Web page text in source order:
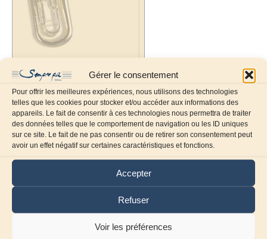
Gérer le consentement
Pour offrir les meilleures expériences, nous utilisons des technologies
telles que les cookies pour stocker et/ou accéder aux informations des
appareils. Le fait de consentir à ces technologies nous permettra de traiter
des données telles que le comportement de navigation ou les ID uniques
sur ce site. Le fait de ne pas consentir ou de retirer son consentement peut
avoir un effet négatif sur certaines caractéristiques et fonctions.
Accepter
Refuser
Voir les préférences
Laissez un commentaire
Commentaire